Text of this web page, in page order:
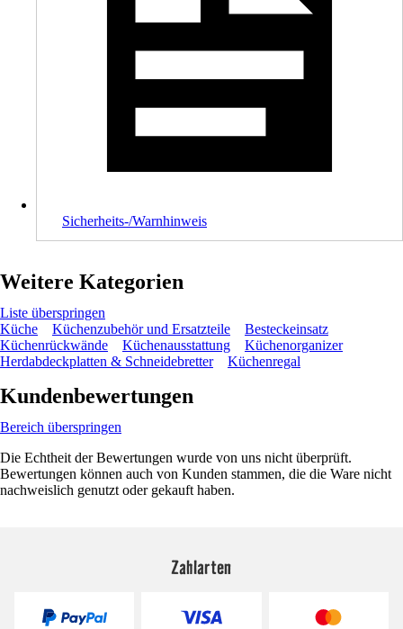
Sicherheits-/Warnhinweis
Weitere Kategorien
Liste überspringen
Küche
Küchenzubehör und Ersatzteile
Besteckeinsatz
Küchenrückwände
Küchenausstattung
Küchenorganizer
Herdabdeckplatten & Schneidebretter
Küchenregal
Kundenbewertungen
Bereich überspringen
Die Echtheit der Bewertungen wurde von uns nicht überprüft.
Bewertungen können auch von Kunden stammen, die die Ware nicht
nachweislich genutzt oder gekauft haben.
Zahlarten